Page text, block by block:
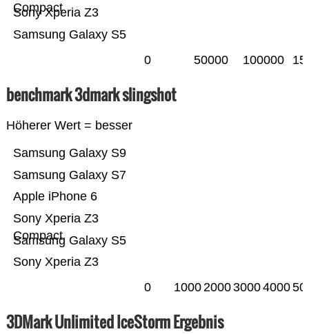
Samsung Galaxy S5
Sony Xperia Z3
Compact
0 50000 100000
benchmark 3dmark slingshot
Höherer Wert = besser
Sony Xperia Z3
Samsung Galaxy S5
Sony Xperia Z3
Compact
Apple iPhone 6
Samsung Galaxy S7
Samsung Galaxy S9
0 1000200030004000
3DMark Unlimited IceStorm Ergebnis